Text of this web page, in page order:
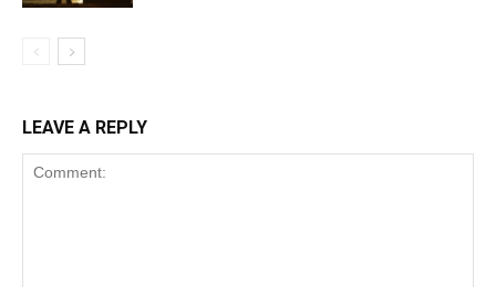
LEAVE A REPLY